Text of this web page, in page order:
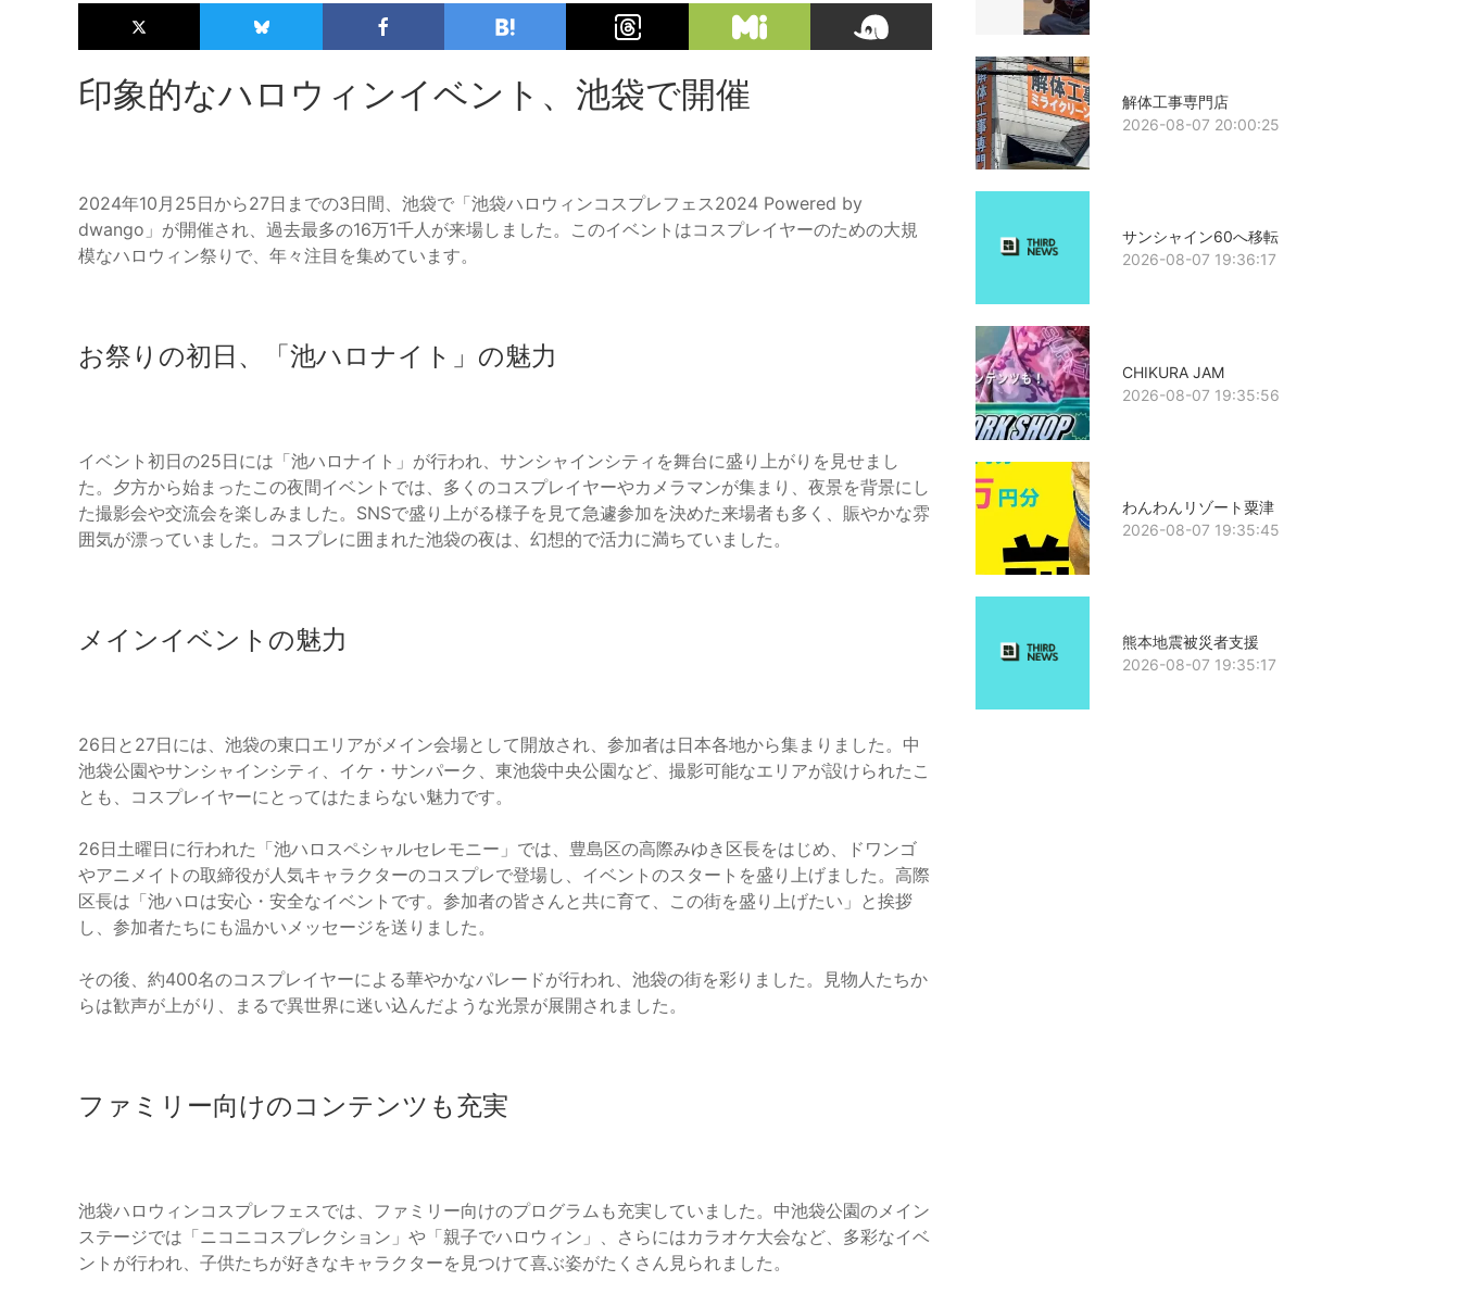
印象的なハロウィンイベント、池袋で開催
2024年10月25日から27日までの3日間、池袋で「池袋ハロウィンコスプレフェス2024 Powered by
dwango」が開催され、過去最多の16万1千人が来場しました。このイベントはコスプレイヤーのための大規
模なハロウィン祭りで、年々注目を集めています。
お祭りの初日、「池ハロナイト」の魅力
イベント初日の25日には「池ハロナイト」が行われ、サンシャインシティを舞台に盛り上がりを見せまし
た。夕方から始まったこの夜間イベントでは、多くのコスプレイヤーやカメラマンが集まり、夜景を背景にし
た撮影会や交流会を楽しみました。SNSで盛り上がる様子を見て急遽参加を決めた来場者も多く、賑やかな雰
囲気が漂っていました。コスプレに囲まれた池袋の夜は、幻想的で活力に満ちていました。
メインイベントの魅力
26日と27日には、池袋の東口エリアがメイン会場として開放され、参加者は日本各地から集まりました。中
池袋公園やサンシャインシティ、イケ・サンパーク、東池袋中央公園など、撮影可能なエリアが設けられたこ
とも、コスプレイヤーにとってはたまらない魅力です。
26日土曜日に行われた「池ハロスペシャルセレモニー」では、豊島区の高際みゆき区長をはじめ、ドワンゴ
やアニメイトの取締役が人気キャラクターのコスプレで登場し、イベントのスタートを盛り上げました。高際
区長は「池ハロは安心・安全なイベントです。参加者の皆さんと共に育て、この街を盛り上げたい」と挨拶
し、参加者たちにも温かいメッセージを送りました。
その後、約400名のコスプレイヤーによる華やかなパレードが行われ、池袋の街を彩りました。見物人たちか
らは歓声が上がり、まるで異世界に迷い込んだような光景が展開されました。
ファミリー向けのコンテンツも充実
池袋ハロウィンコスプレフェスでは、ファミリー向けのプログラムも充実していました。中池袋公園のメイン
ステージでは「ニコニコスプレクション」や「親子でハロウィン」、さらにはカラオケ大会など、多彩なイベ
ントが行われ、子供たちが好きなキャラクターを見つけて喜ぶ姿がたくさん見られました。
解体工事専門店
2026-08-07 20:00:25
サンシャイン60へ移転
2026-08-07 19:36:17
CHIKURA JAM
2026-08-07 19:35:56
わんわんリゾート粟津
2026-08-07 19:35:45
熊本地震被災者支援
2026-08-07 19:35:17